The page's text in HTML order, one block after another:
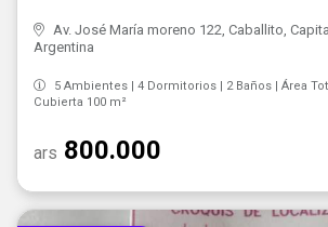
Av. José María moreno 122, Caballito,
Argentina
5 Ambientes | 4 Dormitorios | 2 Baños | Área
Cubierta 100 m²
ars 800.000